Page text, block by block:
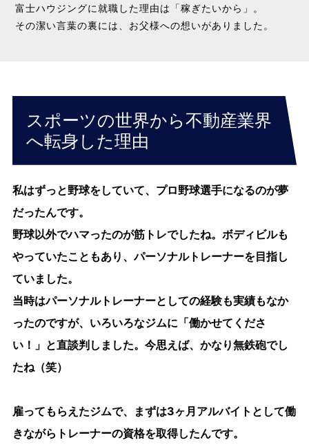
富士ハウジングに就職した理由は「稼ぎたいから」。
その潔い言葉の裏には、お父様への想いがありました。
スポーツの世界から不動産業界
へ転身した理由
私はずっと野球をしていて、プロ野球選手になるのが夢
だったんです。
野球以外でハマったのが筋トレでしたね。ボディビルも
やっていたこともあり、パーソナルトレーナーを目指し
ていました。
当時はパーソナルトレーナーとしての経験も実績もなか
ったのですが、いろいろなジムに「働かせてくださ
い！」と直談判しました。今思えば、かなり無鉄砲でし
たね（笑）
雇ってもらえたジムで、まずは3ヶ月アルバイトとして働
きながらトレーナーの資格を取得したんです。